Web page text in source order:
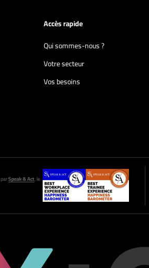
Accès rapide
Qui sommes-nous ?
Votre secteur
Vos besoins
parSpeak & Act, le